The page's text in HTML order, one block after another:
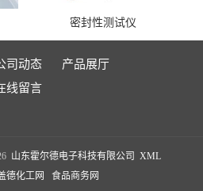
密封性测试仪
司动态
产品展厅
线留言
山东霍尔德电子科技有限公司
XML
德化工网 食品商务网